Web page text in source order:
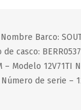
Nombre Barco:
casco:
– Modelo 12V71TI
Número de serie –